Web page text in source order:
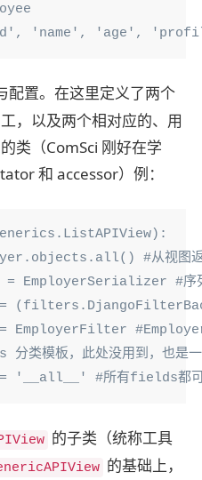
'name', 'age',
配置。在这里定义了两个
，以及两个相对应的、用
类（ComSci 刚好在学
和 accessor）例：
#从视图返
EmployerSerializer #序
EmployerFilter
类模板，此处没用到，也是一
#所有fields都可
的子类（统称工具
的基础上，